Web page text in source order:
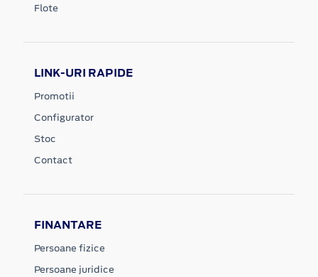
Flote
LINK-URI RAPIDE
Promotii
Configurator
Stoc
Contact
FINANTARE
Persoane fizice
Persoane juridice